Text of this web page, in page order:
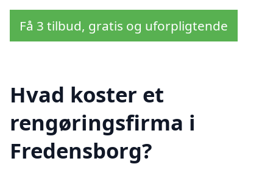
Få 3 tilbud, gratis og uforpligtende
Hvad koster et
rengøringsfirma i
Fredensborg?